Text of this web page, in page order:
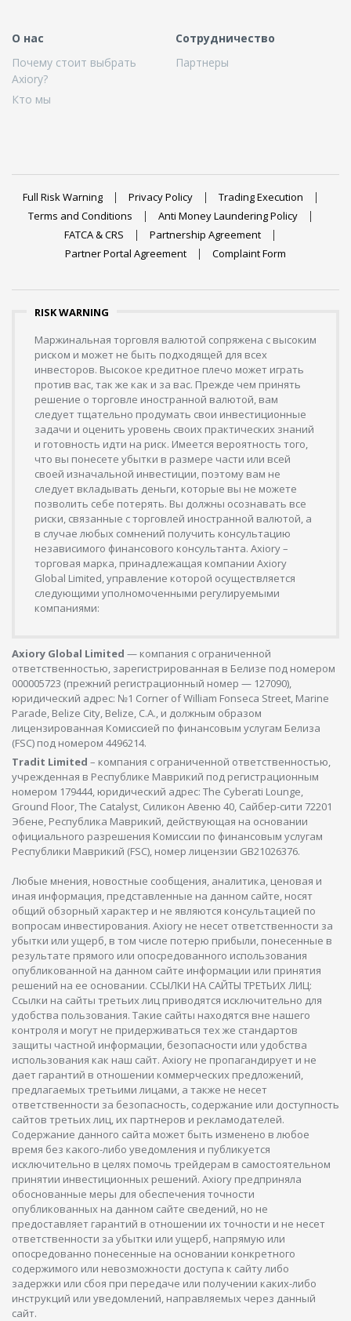
О нас
Почему стоит выбрать
Axiory?
Кто мы
Сотрудничество
Партнеры
Full Risk Warning Privacy Policy
Trading Execution
Terms and Conditions
Anti Money Laundering Policy
FATCA & CRS
Partnership Agreement
Partner Portal Agreement
Complaint Form
RISK WARNING
Маржинальная торговля валютой сопряжена с высоким
риском и может не быть подходящей для всех
инвесторов. Высокое кредитное плечо может играть
против вас, так же как и за вас. Прежде чем принять
решение о торговле иностранной валютой, вам
следует тщательно продумать свои инвестиционные
задачи и оценить уровень своих практических знаний
и готовность идти на риск. Имеется вероятность того,
что вы понесете убытки в размере части или всей
своей изначальной инвестиции, поэтому вам не
следует вкладывать деньги, которые вы не можете
позволить себе потерять. Вы должны осознавать все
риски, связанные с торговлей иностранной валютой, а
в случае любых сомнений получить консультацию
независимого финансового консультанта. Axiory –
торговая марка, принадлежащая компании Axiory
Global Limited, управление которой осуществляется
следующими уполномоченными регулируемыми
компаниями:
Axiory Global Limited — компания с ограниченной
ответственностью, зарегистрированная в Белизе под номером
000005723 (прежний регистрационный номер — 127090),
юридический адрес: №1 Corner of William Fonseca Street, Marine
Parade, Belize City, Belize, C.A., и должным образом
лицензированная Комиссией по финансовым услугам Белиза
(FSC) под номером 4496214.
Tradit Limited – компания с ограниченной ответственностью,
учрежденная в Республике Маврикий под регистрационным
номером 179444, юридический адрес: The Cyberati Lounge,
Ground Floor, The Catalyst, Силикон Авеню 40, Сайбер-сити 72201
Эбене, Республика Маврикий, действующая на основании
официального разрешения Комиссии по финансовым услугам
Республики Маврикий (FSC), номер лицензии GB21026376.
Любые мнения, новостные сообщения, аналитика, ценовая и
иная информация, представленные на данном сайте, носят
общий обзорный характер и не являются консультацией по
вопросам инвестирования. Axiory не несет ответственности за
убытки или ущерб, в том числе потерю прибыли, понесенные в
результате прямого или опосредованного использования
опубликованной на данном сайте информации или принятия
решений на ее основании. ССЫЛКИ НА САЙТЫ ТРЕТЬИХ ЛИЦ:
Ссылки на сайты третьих лиц приводятся исключительно для
удобства пользования. Такие сайты находятся вне нашего
контроля и могут не придерживаться тех же стандартов
защиты частной информации, безопасности или удобства
использования как наш сайт. Axiory не пропагандирует и не
дает гарантий в отношении коммерческих предложений,
предлагаемых третьими лицами, а также не несет
ответственности за безопасность, содержание или доступность
сайтов третьих лиц, их партнеров и рекламодателей.
Содержание данного сайта может быть изменено в любое
время без какого-либо уведомления и публикуется
исключительно в целях помочь трейдерам в самостоятельном
принятии инвестиционных решений. Axiory предприняла
обоснованные меры для обеспечения точности
опубликованных на данном сайте сведений, но не
предоставляет гарантий в отношении их точности и не несет
ответственности за убытки или ущерб, напрямую или
опосредованно понесенные на основании конкретного
содержимого или невозможности доступа к сайту либо
задержки или сбоя при передаче или получении каких-либо
инструкций или уведомлений, направляемых через данный
сайт.